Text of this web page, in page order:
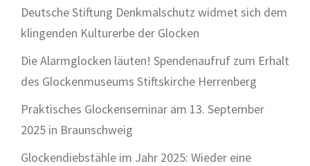
Deutsche Stiftung Denkmalschutz widmet sich dem
klingenden Kulturerbe der Glocken
Die Alarmglocken läuten! Spendenaufruf zum Erhalt
des Glockenmuseums Stiftskirche Herrenberg
Praktisches Glockenseminar am 13. September
2025 in Braunschweig
Glockendiebstähle im Jahr 2025: Wieder eine